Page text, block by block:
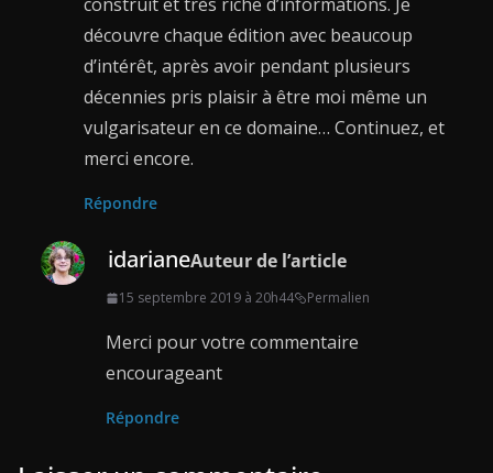
construit et très riche d’informations. Je
découvre chaque édition avec beaucoup
d’intérêt, après avoir pendant plusieurs
décennies pris plaisir à être moi même un
vulgarisateur en ce domaine… Continuez, et
merci encore.
Répondre
idarianeAuteur de l’article
15 septembre 2019 à 20h44 Permalien
Merci pour votre commentaire
encourageant
Répondre